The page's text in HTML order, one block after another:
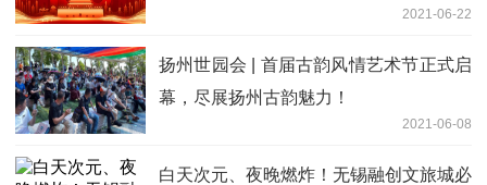
2021-06-22
扬州世园会 | 首届古韵风情艺术节正式启
幕，尽展扬州古韵魅力！
2021-06-08
白天次元、夜晚燃炸！无锡融创文旅城必